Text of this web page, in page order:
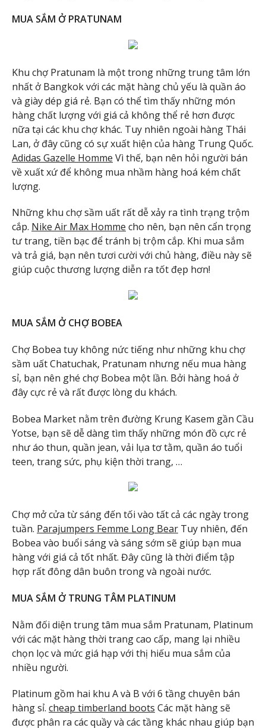
MUA SẮM Ở PRATUNAM
Khu chợ Pratunam là một trong những trung tâm lớn
nhất ở Bangkok với các mặt hàng chủ yếu là quần áo
và giày dép giá rẻ. Bạn có thể tìm thấy những món
hàng chất lượng với giá cả không thể rẻ hơn được
nữa tại các khu chợ khác. Tuy nhiên ngoài hàng Thái
Lan, ở đây cũng có sự xuất hiện của hàng Trung Quốc.
Adidas Gazelle Homme Vì thế, bạn nên hỏi người bán
về xuất xứ để không mua nhầm hàng hoá kém chất
lượng.
Những khu chợ sầm uất rất dễ xảy ra tình trạng trộm
cắp. Nike Air Max Homme cho nên, bạn nên cẩn trọng
tư trang, tiền bạc để tránh bị trộm cắp. Khi mua sắm
và trả giá, bạn nên tươi cười với chủ hàng, điều này sẽ
giúp cuộc thương lượng diễn ra tốt đẹp hơn!
MUA SẮM Ở CHỢ BOBEA
Chợ Bobea tuy không nức tiếng như những khu chợ
sầm uất Chatuchak, Pratunam nhưng nếu mua hàng
sỉ, bạn nên ghé chợ Bobea một lần. Bởi hàng hoá ở
đây cực rẻ và rất được lòng du khách.
Bobea Market nằm trên đường Krung Kasem gần Cầu
Yotse, bạn sẽ dễ dàng tìm thấy những món đồ cực rẻ
như áo thun, quần jean, vải lụa tơ tằm, quần áo tuổi
teen, trang sức, phụ kiện thời trang, …
Chợ mở cửa từ sáng đến tối vào tất cả các ngày trong
tuần. Parajumpers Femme Long Bear Tuy nhiên, đến
Bobea vào buổi sáng và sáng sớm sẽ giúp bạn mua
hàng với giá cả tốt nhất. Đây cũng là thời điểm tập
hợp rất đông dân buôn trong và ngoài nước.
MUA SẮM Ở TRUNG TÂM PLATINUM
Nằm đối diện trung tâm mua sắm Pratunam, Platinum
với các mặt hàng thời trang cao cấp, mang lại nhiều
chọn lọc và mức giá hạp với thị hiếu mua sắm của
nhiều người.
Platinum gồm hai khu A và B với 6 tầng chuyên bán
hàng sỉ. cheap timberland boots Các mặt hàng sẽ
được phân ra các quầy và các tầng khác nhau giúp bạn